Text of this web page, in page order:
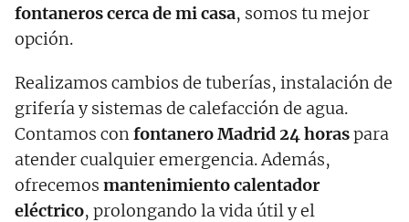
fontaneros cerca de mi casa, somos tu mejor
opción.
Realizamos cambios de tuberías, instalación de
grifería y sistemas de calefacción de agua.
Contamos confontanero Madrid 24 horaspara
atender cualquier emergencia. Además,
ofrecemos mantenimiento calentador
eléctrico, prolongando la vida útil y el